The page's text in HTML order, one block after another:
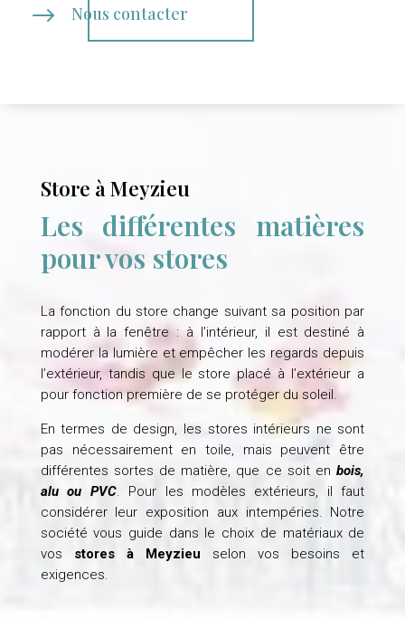
$ Nous contacter
Store à Meyzieu
Les différentes matières
pour vos stores
La fonction du store change suivant sa position par
rapport à la fenêtre : à l’intérieur, il est destiné à
modérer la lumière et empêcher les regards depuis
l’extérieur, tandis que le store placé à l’extérieur a
pour fonction première de se protéger du soleil.
En termes de design, les stores intérieurs ne sont
pas nécessairement en toile, mais peuvent être
différentes sortes de matière, que ce soit enbois,
alu ou PVC. Pour les modèles extérieurs, il faut
considérer leur exposition aux intempéries. Notre
société vous guide dans le choix de matériaux de
vos stores à Meyzieu selon vos besoins et
exigences.